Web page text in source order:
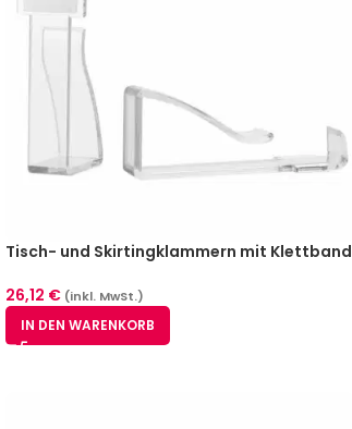
Tisch- und Skirtingklammern mit Klettband
15-20 mm
26,12 € (inkl. MwSt.)
IN DEN WARENKORB